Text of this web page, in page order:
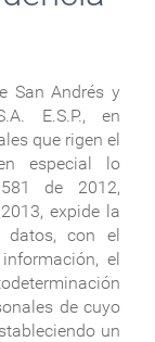
San Andrés y
E.S.P., en
que rigen el
especial lo
de 2012,
expide la
datos, con el
el
de cuyo
un